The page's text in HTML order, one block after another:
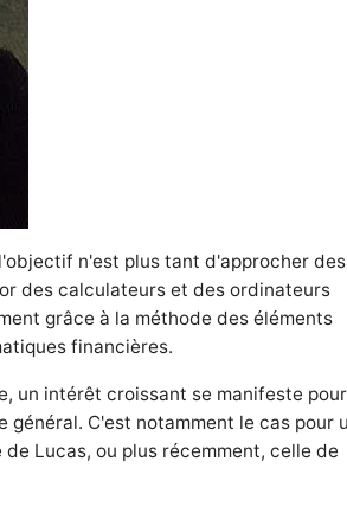
n'est plus tant d'approcher des
des calculateurs et des ordinateurs
grâce à la méthode des éléments
financières.
un intérêt croissant se manifeste pour
C'est notamment le cas pour
Lucas, ou plus récemment, celle de